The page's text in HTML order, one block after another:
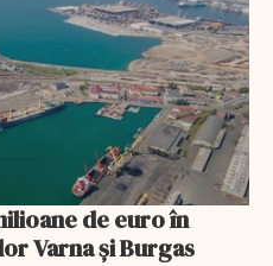
de euro în
Varna și Burgas